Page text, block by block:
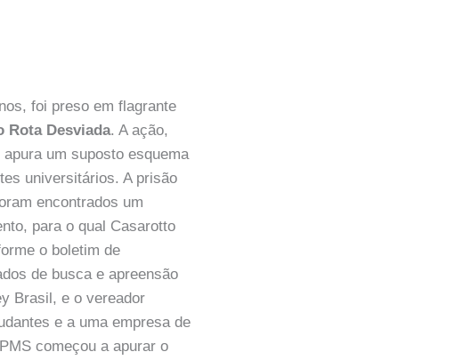
foi preso em flagrante
Rota Desviada. A ação,
um suposto esquema
universitários. A prisão
encontrados um
para o qual Casarotto
o boletim de
de busca e apreensão
Brasil, e o vereador
e a uma empresa de
começou a apurar o